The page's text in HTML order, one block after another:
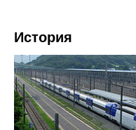
История